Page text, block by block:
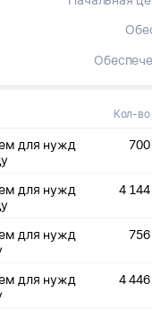
Кол-во
для нужд
700
для нужд
в 2027 году
4 144
для нужд
756
для нужд
4 446